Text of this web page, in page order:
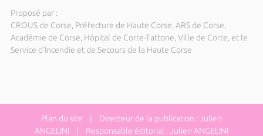
Proposé par :
CROUS de Corse, Préfecture de Haute Corse, ARS de Corse,
Académie de Corse, Hôpital de Corte-Tattone, Ville de Corte, et le
Service d'Incendie et de Secours de la Haute Corse
Plan du site | Directeur de la publication : Julien
ANGELINI | Responsable éditorial : Julien ANGELINI